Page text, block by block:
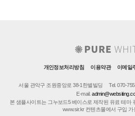
개인정보처리방침 이용약관 이메일
서울 관악구 조원중앙로 38-1한별빌딩 Tel. 070-
E-mail.
본 샘플사이트는 그누보드5 베이스로 제작된 유료 테마
www.sir.kr 컨텐츠몰에서 구입 가